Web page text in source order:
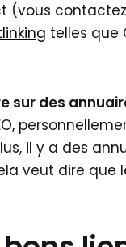
(vous
telles que
sur des
il y a des
veut dire